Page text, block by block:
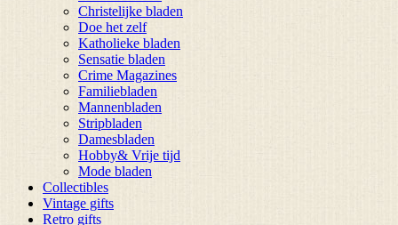
Christelijke bladen
Doe het zelf
Katholieke bladen
Sensatie bladen
Crime Magazines
Familiebladen
Mannenbladen
Stripbladen
Damesbladen
Hobby& Vrije tijd
Mode bladen
Collectibles
Vintage gifts
Retro gifts